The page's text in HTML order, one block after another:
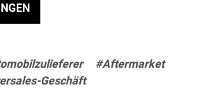
#Aftermarket
Geschäft